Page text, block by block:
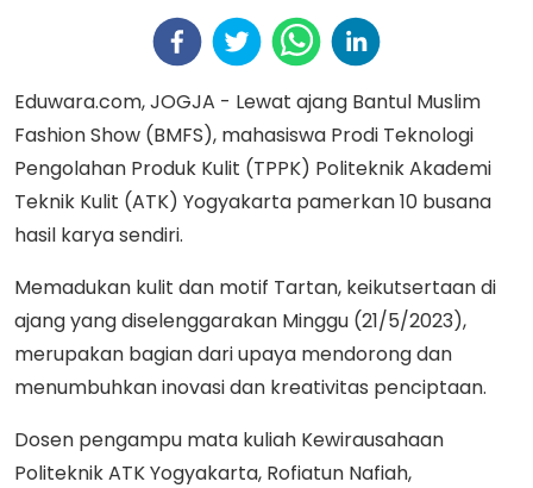
Eduwara.com, JOGJA - Lewat ajang Bantul Muslim
Fashion Show (BMFS), mahasiswa Prodi Teknologi
Pengolahan Produk Kulit (TPPK) Politeknik Akademi
Teknik Kulit (ATK) Yogyakarta pamerkan 10 busana
hasil karya sendiri.
Memadukan kulit dan motif Tartan, keikutsertaan di
ajang yang diselenggarakan Minggu (21/5/2023),
merupakan bagian dari upaya mendorong dan
menumbuhkan inovasi dan kreativitas penciptaan.
Dosen pengampu mata kuliah Kewirausahaan
Politeknik ATK Yogyakarta, Rofiatun Nafiah,